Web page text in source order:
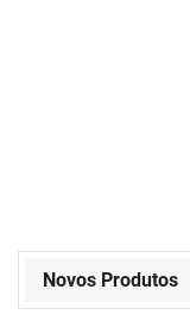
Novos Produtos